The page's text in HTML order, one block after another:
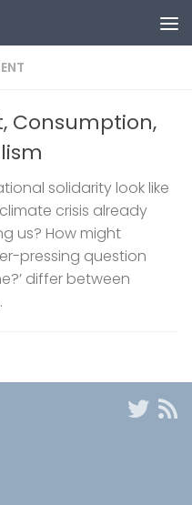
Consumption,
solidarity look like
crisis already
us? How might
pressing question
differ between